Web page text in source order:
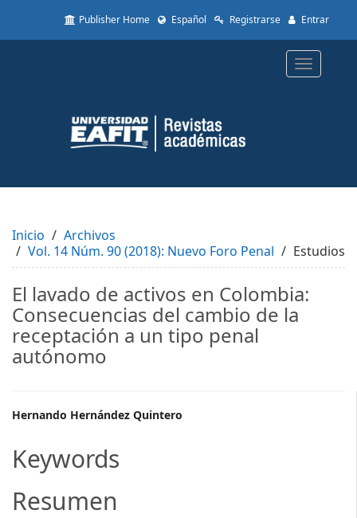
to
Content
Sidebar
Publisher Home Español Registrarse Entrar
Toggle
Inicio
Archivos
Vol. 14 Núm. 90 (2018): Nuevo Foro Penal
Estudios
El lavado de activos en Colombia:
Consecuencias del cambio de la
receptación a un tipo penal
autónomo
Main
Article
Content
Hernando Hernández Quintero
Keywords
Resumen